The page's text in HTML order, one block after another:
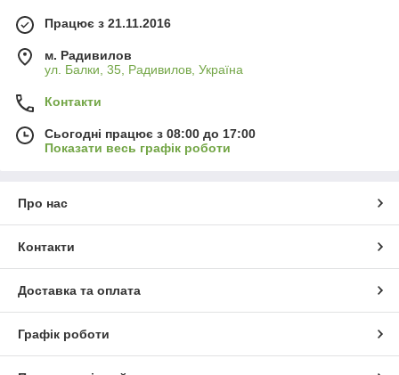
Працює з 21.11.2016
м. Радивилов
ул. Балки, 35, Радивилов, Україна
Контакти
Сьогодні працює з 08:00 до 17:00
Показати весь графік роботи
Про нас
Контакти
Доставка та оплата
Графік роботи